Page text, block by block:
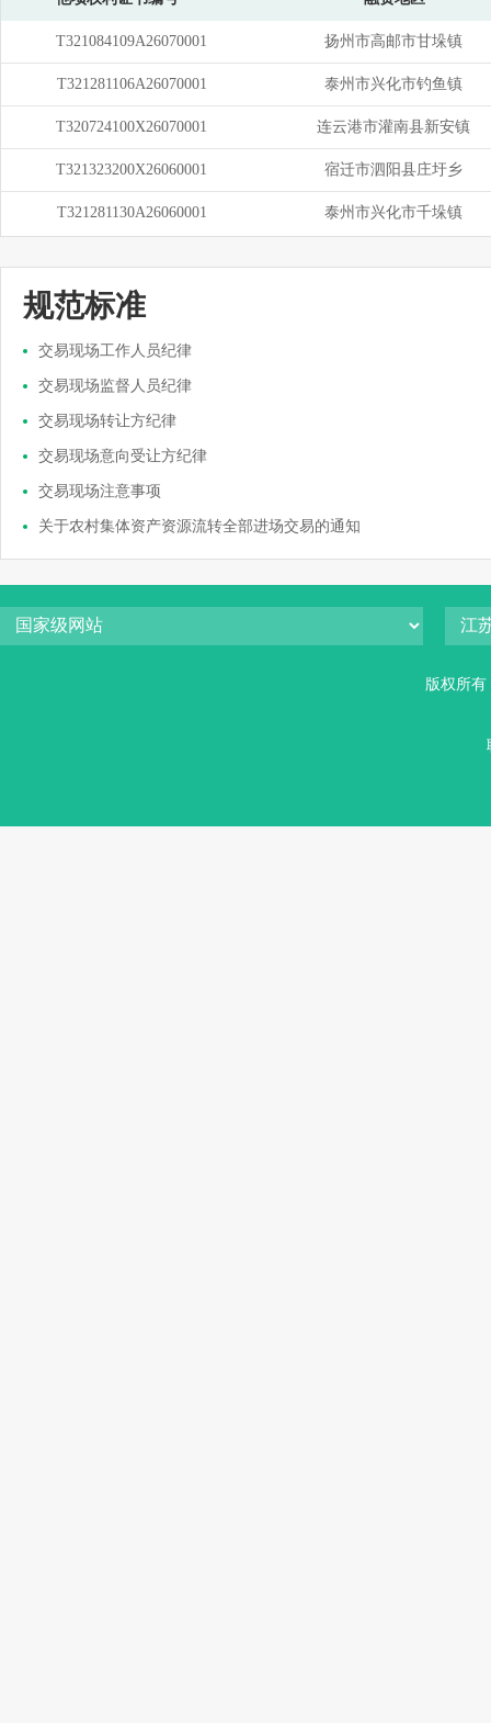
规范标准
交易现场工作人员纪律
交易现场监督人员纪律
交易现场转让方纪律
交易现场意向受让方纪律
交易现场注意事项
关于农村集体资产资源流转全部进场交易的通知
版权所